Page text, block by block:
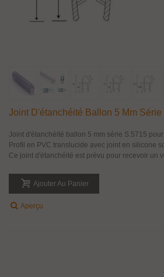
Joint D'étanchéité Ballon 5 Mm Série
Joint d'étanchéité ballon 5 mm série S.5715
Profil en PVC translucide avec joint en silicone
Ce joint d'étanchéité est prévu pour recevoir un
Ajouter Au Panier
Aperçu